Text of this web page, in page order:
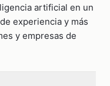
artificial en un
experiencia y más
y empresas de